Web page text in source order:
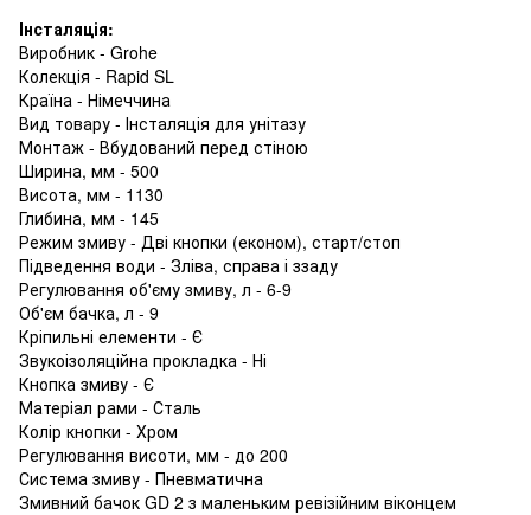
Інсталяція:
Виробник - Grohe
Колекція - Rapid SL
Країна - Німеччина
Вид товару - Інсталяція для унітазу
Монтаж - Вбудований перед стіною
Ширина, мм - 500
Висота, мм - 1130
Глибина, мм - 145
Режим змиву - Дві кнопки (економ), старт/стоп
Підведення води - Зліва, справа і ззаду
Регулювання об'єму змиву, л - 6-9
Об'єм бачка, л - 9
Кріпильні елементи - Є
Звукоізоляційна прокладка - Ні
Кнопка змиву - Є
Матеріал рами - Сталь
Колір кнопки - Хром
Регулювання висоти, мм - до 200
Система змиву - Пневматична
Змивний бачок GD 2 з маленьким ревізійним віконцем